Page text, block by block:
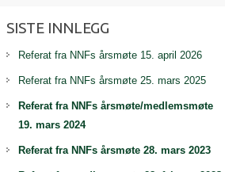
SISTE INNLEGG
Referat fra NNFs årsmøte 15. april 2026
Referat fra NNFs årsmøte 25. mars 2025
Referat fra NNFs årsmøte/medlemsmøte
19. mars 2024
Referat fra NNFs årsmøte 28. mars 2023